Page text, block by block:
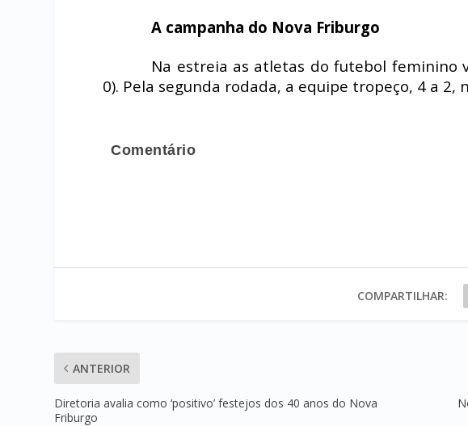
A campanha do Nova Friburgo
Na estreia as atletas do futebol feminino
0). Pela segunda rodada, a equipe tropeço, 4 a 2,
Comentário
COMPARTILHAR:
ANTERIOR
Diretoria avalia como ‘positivo’ festejos dos 40 anos do Nova
Friburgo